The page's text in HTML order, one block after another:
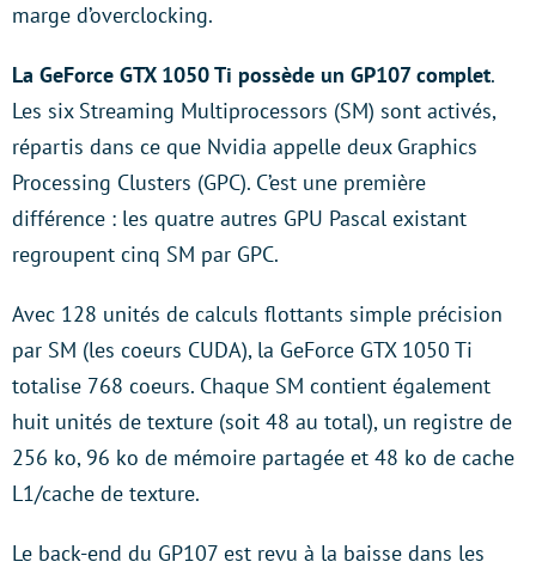
marge d’overclocking.
La GeForce GTX 1050 Ti possède un GP107 complet.
Les six Streaming Multiprocessors (SM) sont activés,
répartis dans ce que Nvidia appelle deux Graphics
Processing Clusters (GPC). C’est une première
différence : les quatre autres GPU Pascal existant
regroupent cinq SM par GPC.
Avec 128 unités de calculs flottants simple précision
par SM (les coeurs CUDA), la GeForce GTX 1050 Ti
totalise 768 coeurs. Chaque SM contient également
huit unités de texture (soit 48 au total), un registre de
256 ko, 96 ko de mémoire partagée et 48 ko de cache
L1/cache de texture.
Le back-end du GP107 est revu à la baisse dans les